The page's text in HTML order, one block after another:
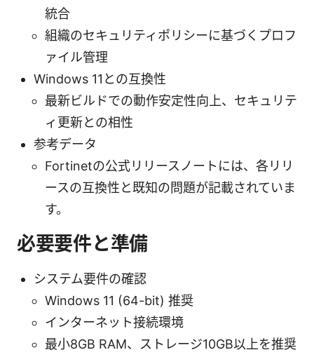
統合
組織のセキュリティポリシーに基づくプロフ
ァイル管理
Windows 11との互換性
最新ビルドでの動作安定性向上、セキュリテ
ィ更新との相性
参考データ
Fortinetの公式リリースノートには、各リリ
ースの互換性と既知の問題が記載されていま
す。
必要要件と準備
システム要件の確認
Windows 11 (64-bit) 推奨
インターネット接続環境
最小8GB RAM、ストレージ10GB以上を推奨